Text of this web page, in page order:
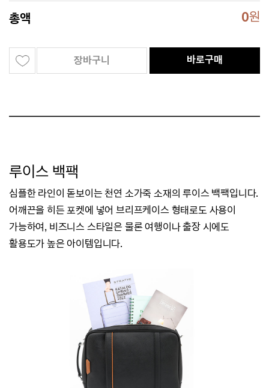
총액 0원
장바구니 바로구매
루이스백팩
심플한 라인이 돋보이는 천연 소가죽 소재의 루이스 백팩입니다.
어깨끈을 히든 포켓에 넣어 브리프케이스 형태로도 사용이
가능하여, 비즈니스 스타일은 물론 여행이나 출장 시에도
활용도가 높은 아이템입니다.